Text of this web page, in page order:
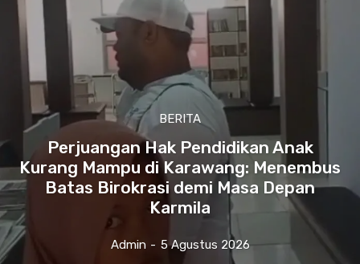
BERITA
Perjuangan Hak Pendidikan Anak
Kurang Mampu di Karawang: Menembus
Batas Birokrasi demi Masa Depan
Karmila
Admin - 5 Agustus 2026